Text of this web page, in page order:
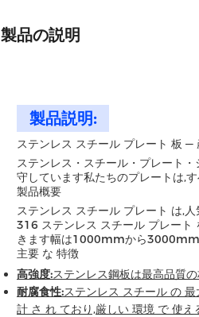
製品の説明
製品説明:
ステンレス スチール プレート 板
ステンレス・スチール・プレート
守しています私たちのプレートは,
製品概要
ステンレス スチール プレート は,
316 ステンレス スチール プレート
きます幅は1000mmから
主要 な 特徴
高強度:ステンレス鋼板は最高品質
耐腐食性:ステンレス スチール の
計 さ れ ており,厳しい 環境 で 使